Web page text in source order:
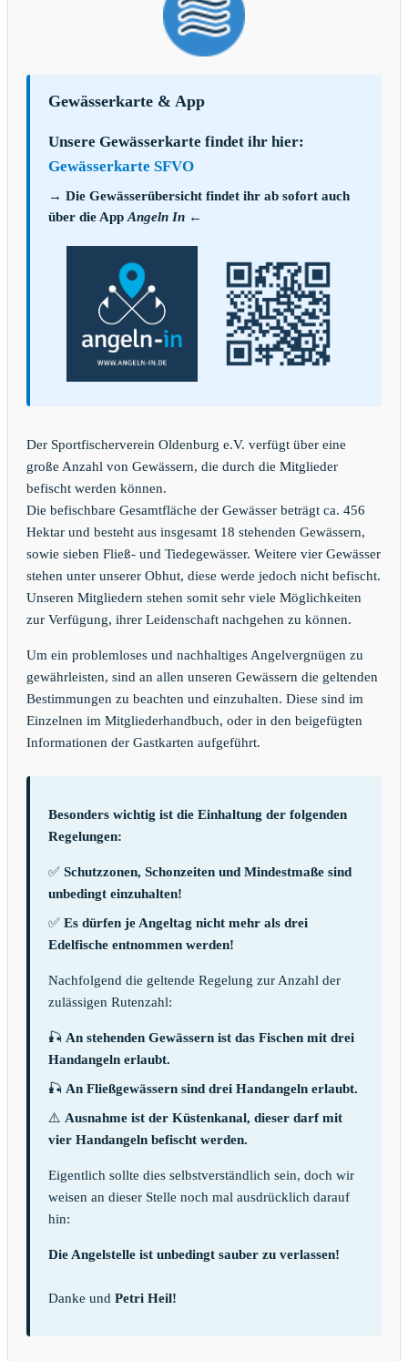
Gewässerkarte & App
Unsere Gewässerkarte findet ihr hier:
Gewässerkarte SFVO
→ Die Gewässerübersicht findet ihr ab sofort auch
über die App Angeln In ←
Der Sportfischerverein Oldenburg e.V. verfügt über eine
große Anzahl von Gewässern, die durch die Mitglieder
befischt werden können.
Die befischbare Gesamtfläche der Gewässer beträgt ca. 456
Hektar und besteht aus insgesamt 18 stehenden Gewässern,
sowie sieben Fließ- und Tiedegewässer. Weitere vier Gewässer
stehen unter unserer Obhut, diese werde jedoch nicht befischt.
Unseren Mitgliedern stehen somit sehr viele Möglichkeiten
zur Verfügung, ihrer Leidenschaft nachgehen zu können.
Um ein problemloses und nachhaltiges Angelvergnügen zu
gewährleisten, sind an allen unseren Gewässern die geltenden
Bestimmungen zu beachten und einzuhalten. Diese sind im
Einzelnen im Mitgliederhandbuch, oder in den beigefügten
Informationen der Gastkarten aufgeführt.
Besonders wichtig ist die Einhaltung der folgenden
Regelungen:
✅ Schutzzonen, Schonzeiten und Mindestmaße sind
unbedingt einzuhalten!
✅ Es dürfen je Angeltag nicht mehr als drei
Edelfische entnommen werden!
Nachfolgend die geltende Regelung zur Anzahl der
zulässigen Rutenzahl:
🎣 An stehenden Gewässern ist das Fischen mit drei
Handangeln erlaubt.
🎣 An Fließgewässern sind drei Handangeln erlaubt.
⚠️ Ausnahme ist der Küstenkanal, dieser darf mit
vier Handangeln befischt werden.
Eigentlich sollte dies selbstverständlich sein, doch wir
weisen an dieser Stelle noch mal ausdrücklich darauf
hin:
Die Angelstelle ist unbedingt sauber zu verlassen!
Danke und Petri Heil!